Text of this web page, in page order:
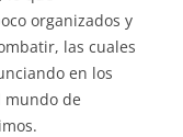
organizados y
las cuales
en los
mundo de